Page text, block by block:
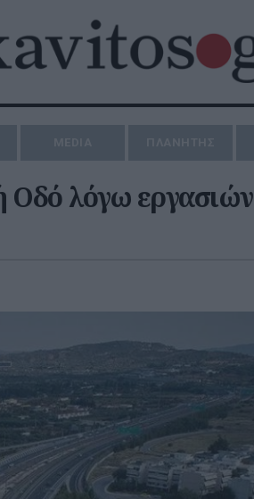
Οδό λόγω εργασιών